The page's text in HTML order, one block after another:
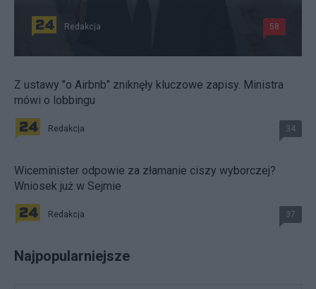
Redakcja 58
Z ustawy "o Airbnb" zniknęły kluczowe zapisy. Ministra
mówi o lobbingu
Redakcja 34
Wiceminister odpowie za złamanie ciszy wyborczej?
Wniosek już w Sejmie
Redakcja 37
Najpopularniejsze